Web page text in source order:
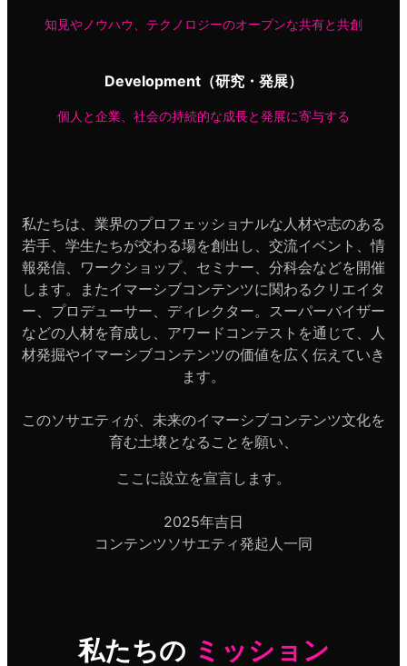
知見やノウハウ、テクノロジーのオープンな共有と共創
Development（研究・発展）
個人と企業、社会の持続的な成長と発展に寄与する
私たちは、業界のプロフェッショナルな人材や志のある
若手、学生たちが交わる場を創出し、交流イベント、情
報発信、ワークショップ、セミナー、分科会などを開催
します。またイマーシブコンテンツに関わるクリエイタ
ー、プロデューサー、ディレクター。スーパーバイザー
などの人材を育成し、アワードコンテストを通じて、人
材発掘やイマーシブコンテンツの価値を広く伝えていき
ます。
このソサエティが、未来のイマーシブコンテンツ文化を
育む土壌となることを願い、
ここに設立を宣言します。
2025年吉日
コンテンツソサエティ発起人一同
私たちの ミッション